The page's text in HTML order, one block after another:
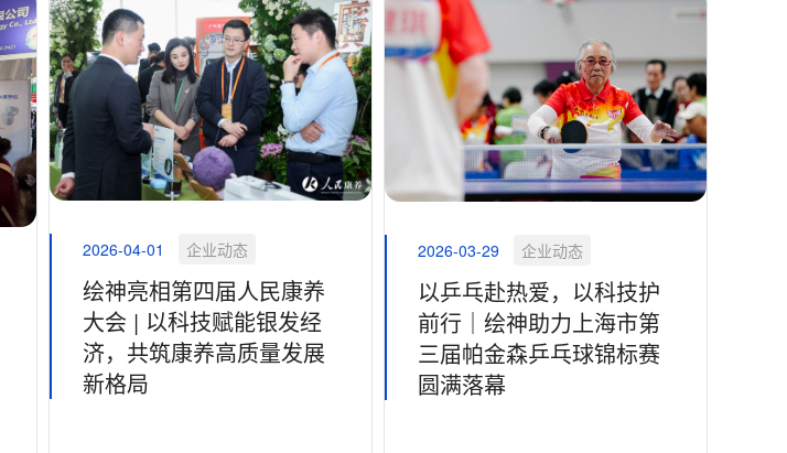
2026-04-01 企业动态
绘神亮相第四届人民康养
大会 | 以科技赋能银发经
济，共筑康养高质量发展
新格局
2026-03-29 企业动态
以乒乓赴热爱，以科技护
前行｜绘神助力上海市第
三届帕金森乒乓球锦标赛
圆满落幕